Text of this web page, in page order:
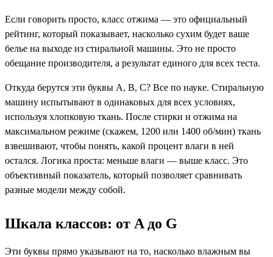
Если говорить просто, класс отжима — это официальный
рейтинг, который показывает, насколько сухим будет ваше
белье на выходе из стиральной машины. Это не просто
обещание производителя, а результат единого для всех теста.
Откуда берутся эти буквы A, B, C? Все по науке. Стиральную
машину испытывают в одинаковых для всех условиях,
используя хлопковую ткань. После стирки и отжима на
максимальном режиме (скажем, 1200 или 1400 об/мин) ткань
взвешивают, чтобы понять, какой процент влаги в ней
остался. Логика проста: меньше влаги — выше класс. Это
объективный показатель, который позволяет сравнивать
разные модели между собой.
Шкала классов: от A до G
Эти буквы прямо указывают на то, насколько влажным вы